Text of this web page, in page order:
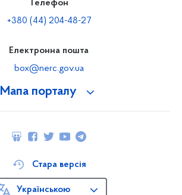
Мапа порталу
Телефон
+380 (44) 204-48-27
Електронна пошта
box@nerc.gov.ua
Стара версія
Українською